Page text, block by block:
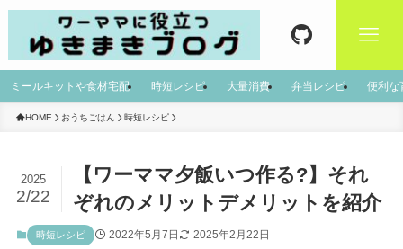
ミールキットや食材宅配 時短レシピ 大量消費 弁当レシピ 便利な
HOME おうちごはん 時短レシピ
【ワーママ夕飯いつ作る?】それ
ぞれのメリットデメリットを紹介
2025
2/22
時短レシピ 2022年5月7日 2025年2月22日